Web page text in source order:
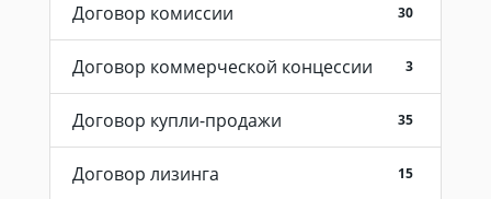
Договор комиссии 30
Договор коммерческой концессии 3
Договор купли-продажи 35
Договор лизинга 15